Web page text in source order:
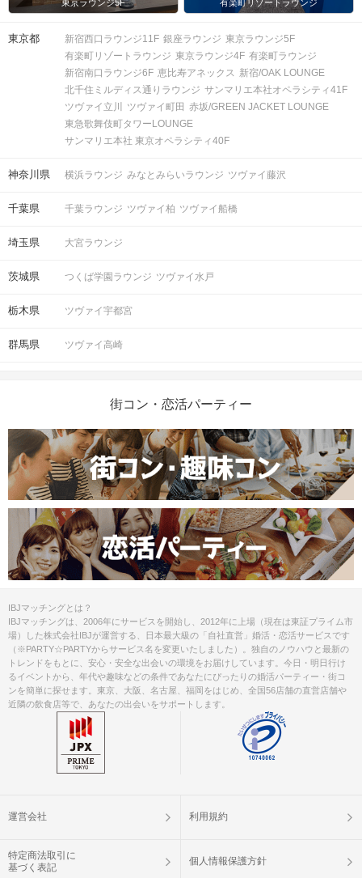
注意事項
・受付前に以下①②をご対応のうえ、
ご来場ください。
完了していない場合は、ご参加いた
だけません。
①公式アプリのダウンロード ・ログイ
ン
②本人確認書類の事前アップロード
について
ご予約手続き完了後、お客様都合によ
額のキャンセル料が発生します。
東京ラウンジ5F 有楽町リゾートラウンジ
東京都 新宿西口ラウンジ11F 銀座ラウンジ 東京ラウンジ5F
有楽町リゾートラウンジ 東京ラウンジ4F 有楽町ラウンジ
新宿南口ラウンジ6F 恵比寿アネックス 新宿/OAK LOUNGE
北千住ミルディス通りラウンジ サンマリエ本社オペラシティ41F
ツヴァイ立川
ツヴァイ町田 赤坂/GREEN JACKET LOUNGE
東急歌舞伎町タワーLOUNGE
サンマリエ本社 東京オペラシティ40F
神奈川県 横浜ラウンジ みなとみらいラウンジ ツヴァイ藤沢
千葉県 千葉ラウンジ ツヴァイ柏 ツヴァイ船橋
埼玉県 大宮ラウンジ
茨城県 つくば学園ラウンジ ツヴァイ水戸
栃木県 ツヴァイ宇都宮
群馬県 ツヴァイ高崎
街コン・恋活パーティー
IBJマッチングとは？
IBJマッチングは、2006年にサービスを開始し、2012年に上場（現在は東証プライム市
場）した株式会社IBJが運営する、日本最大級の「自社直営」婚活・恋活サービスです
（※PARTY☆PARTYからサービス名を変更いたしました）。独自のノウハウと最新の
トレンドをもとに、安心・安全な出会いの環境をお届けしています。今日・明日行け
るイベントから、年代や趣味などの条件であなたにぴったりの婚活パーティー・街コ
ンを簡単に探せます。東京、大阪、名古屋、福岡をはじめ、全国56店舗の直営店舗や
近隣の飲食店等で、あなたの出会いをサポートします。
運営会社 利用規約
特定商法取引に
基づく表記
個人情報保護方針